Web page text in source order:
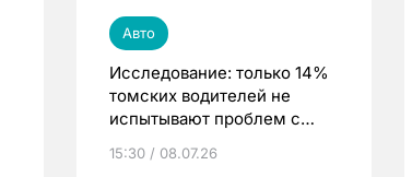
Авто
Исследование: только 14%
томских водителей не
испытывают проблем с
15:30 / 08.07.26